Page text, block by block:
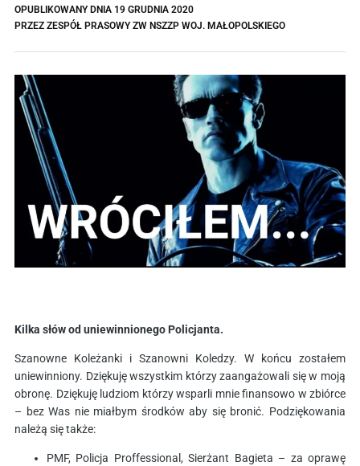
OPUBLIKOWANY DNIA 19 GRUDNIA 2020
PRZEZ ZESPÓŁ PRASOWY ZW NSZZP WOJ. MAŁOPOLSKIEGO
Kilka słów od uniewinnionego Policjanta.
Szanowne Koleżanki i Szanowni Koledzy. W końcu zostałem
uniewinniony. Dziękuję wszystkim którzy zaangażowali się w moją
obronę. Dziękuję ludziom którzy wsparli mnie finansowo w zbiórce
– bez Was nie miałbym środków aby się bronić. Podziękowania
należą się także:
PMF, Policja Proffessional, Sierżant Bagieta – za oprawę